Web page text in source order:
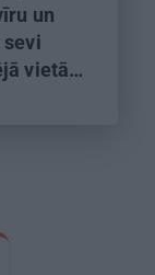
un
sevi
vietā?